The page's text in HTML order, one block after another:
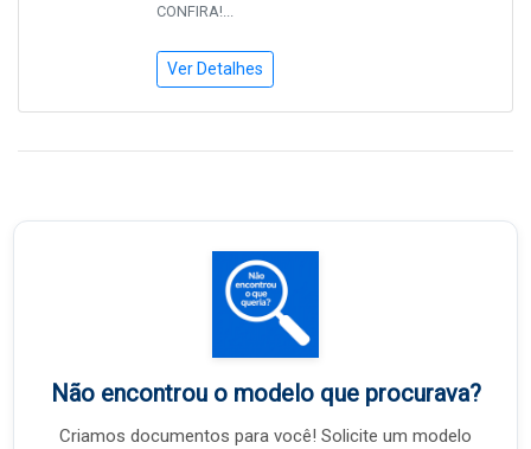
CONFIRA!...
Ver Detalhes
Não encontrou o modelo que procurava?
Criamos documentos para você! Solicite um modelo